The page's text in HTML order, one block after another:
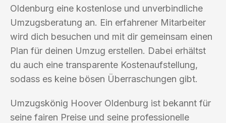
Oldenburg eine kostenlose und unverbindliche
Umzugsberatung an. Ein erfahrener Mitarbeiter
wird dich besuchen und mit dir gemeinsam einen
Plan für deinen Umzug erstellen. Dabei erhältst
du auch eine transparente Kostenaufstellung,
sodass es keine bösen Überraschungen gibt.
Umzugskönig Hoover Oldenburg ist bekannt für
seine fairen Preise und seine professionelle